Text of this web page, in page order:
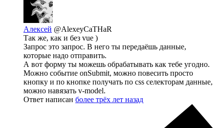
Алексей @AlexeyCaTHaR
Так же, как и без vue )
Запрос это запрос. В него ты передаёшь данные,
которые надо отправить.
А вот форму ты можешь обрабатывать как тебе угодно.
Можно событие onSubmit, можно повесить просто
кнопку и по кнопке получать по css селекторам данные,
можно навязать v-model.
Ответ написан более трёх лет назад